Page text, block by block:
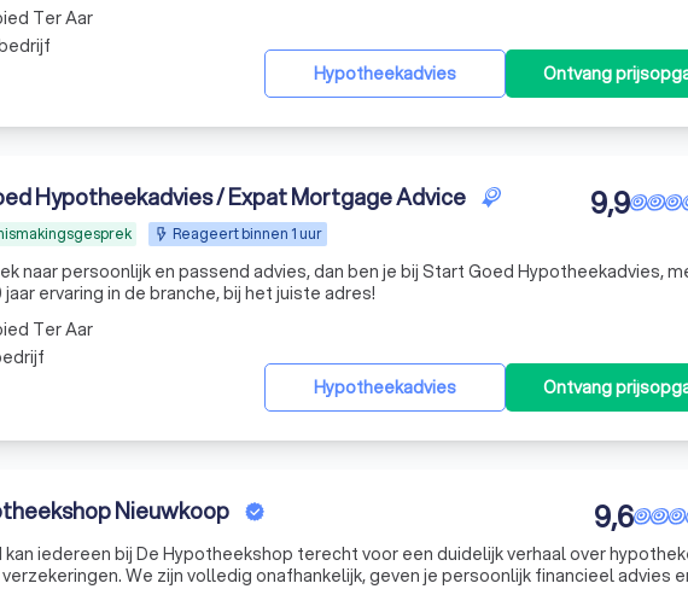
Hypotheekadvies Ontvang
Ter Aar
Hypotheekadvies / Expat Mortgage Advice
Reageert binnen 1 uur
9,9
naar persoonlijk en passend advies, dan ben je bij Start Goed Hypotheekadvies,
ervaring in de branche, bij het juiste adres!
Hypotheekadvies Ontvang
Ter Aar
Nieuwkoop 9,6
kan iedereen bij De Hypotheekshop terecht voor een duidelijk verhaal over
We zijn volledig onafhankelijk, geven je persoonlijk financieel advies